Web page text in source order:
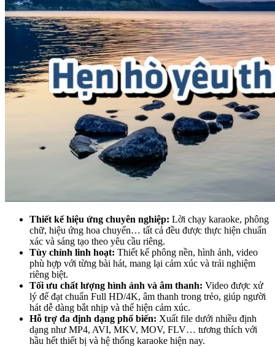
Thiết kế hiệu ứng chuyên nghiệp: Lời chạy karaoke, phông
chữ, hiệu ứng hoa chuyển… tất cả đều được thực hiện chuẩn
xác và sáng tạo theo yêu cầu riêng.
Tùy chỉnh linh hoạt: Thiết kế phông nền, hình ảnh, video
phù hợp với từng bài hát, mang lại cảm xúc và trải nghiệm
riêng biệt.
Tối ưu chất lượng hình ảnh và âm thanh: Video được xử
lý để đạt chuẩn Full HD/4K, âm thanh trong trẻo, giúp người
hát dễ dàng bắt nhịp và thể hiện cảm xúc.
Hỗ trợ đa định dạng phổ biến: Xuất file dưới nhiều định
dạng như MP4, AVI, MKV, MOV, FLV… tương thích với
hầu hết thiết bị và hệ thống karaoke hiện nay.